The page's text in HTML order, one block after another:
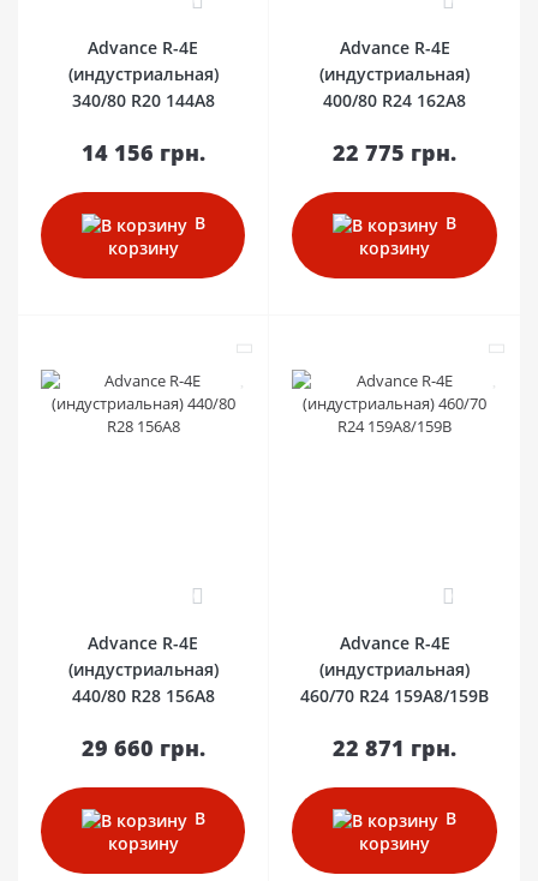
Advance R-4E
(индустриальная)
340/80 R20 144A8
14 156 грн.
В
корзину
Advance R-4E
(индустриальная)
400/80 R24 162A8
22 775 грн.
В
корзину
Advance R-4E
(индустриальная)
440/80 R28 156A8
29 660 грн.
В
корзину
Advance R-4E
(индустриальная)
460/70 R24 159A8/159B
22 871 грн.
В
корзину